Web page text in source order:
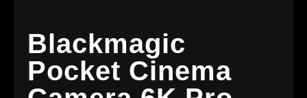
Blackmagic
Pocket Cinema